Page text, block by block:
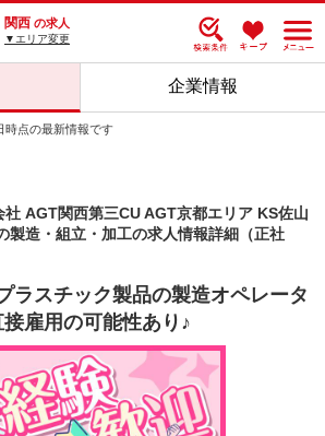
関西 の求人
▼エリア変更
企業情報
点の最新情報です
AGT関西第三CU AGT京都エリア KS佐山
製造・組立・加工の求人情報詳細（正社
ラスチック製品の製造オペレータ
雇用の可能性あり♪